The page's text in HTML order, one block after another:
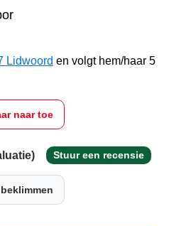
Lidwoord en volgt hem/haar 5
naar toe
Stuur een recensie